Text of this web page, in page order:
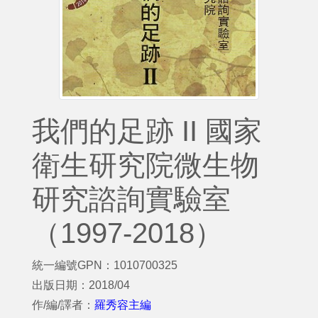
我們的足跡 II 國家
衛生研究院微生物
研究諮詢實驗室
（1997-2018）
統一編號GPN：1010700325
出版日期：2018/04
作/編/譯者： 羅秀容主編